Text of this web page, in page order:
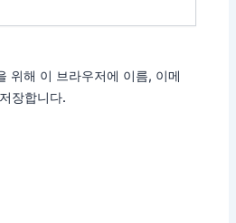
위해 이 브라우저에 이름, 이메
장합니다.